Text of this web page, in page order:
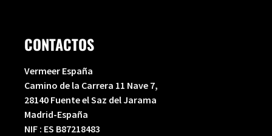
CONTACTOS
Vermeer España
Camino de la Carrera 11 Nave 7,
28140 Fuente el Saz del Jarama
Madrid-España
NIF : ES B87218483